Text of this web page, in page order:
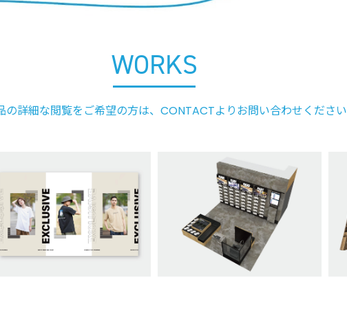
WORKS
の詳細な閲覧をご希望の方は、CONTACTよりお問い合わせください